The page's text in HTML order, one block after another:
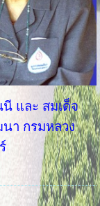
และ สมเด็จ
นา กรมหลวง